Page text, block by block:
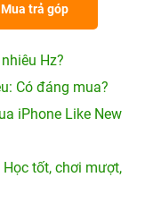
Mua trả góp
Hz?
Có đáng mua?
iPhone Like New
tốt, chơi mượt,